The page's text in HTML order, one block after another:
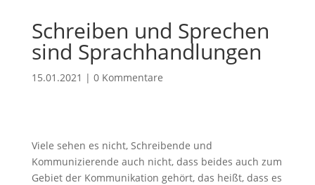
Schreiben und Sprechen
sind Sprachhandlungen
15.01.2021 | 0 Kommentare
Viele sehen es nicht, Schreibende und
Kommunizierende auch nicht, dass beides auch zum
Gebiet der Kommunikation gehört, das heißt, dass es